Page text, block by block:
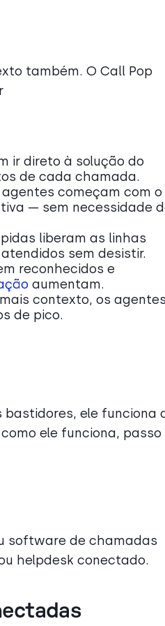
também. O Call Pop
ir direto à solução do
de cada chamada.
começam com o
— sem necessidade
liberam as linhas
sem desistir.
reconhecidos e
aumentam.
contexto, os
de pico.
ele funciona
ele funciona, passo
software de chamadas
helpdesk conectado.